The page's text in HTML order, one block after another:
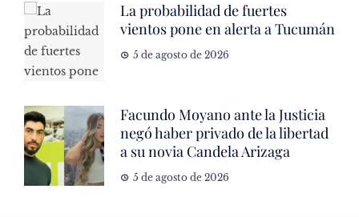
La probabilidad de fuertes
vientos pone en alerta a Tucumán
5 de agosto de 2026
Facundo Moyano ante la Justicia
negó haber privado de la libertad
a su novia Candela Arizaga
5 de agosto de 2026